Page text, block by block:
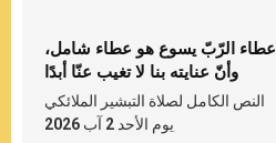
عطاء الرّبّ يسوع هو عطاء شامل،
وأنّ عنايته بنا لا تغيب عنّا أبدًا
النص الكامل لصلاة التبشير الملائكي
يوم الأحد 2 آب 2026